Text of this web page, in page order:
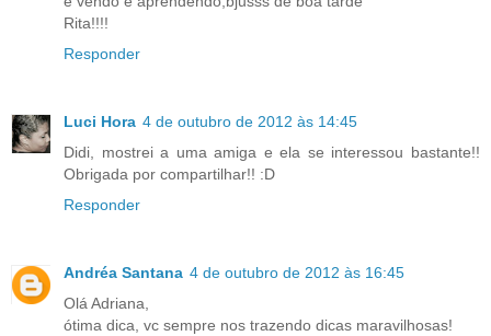
Rita!!!!
Responder
Luci Hora 4 de outubro de 2012 às 14:45
Didi, mostrei a uma amiga e ela se interessou bastante!!
Obrigada por compartilhar!! :D
Responder
Andréa Santana 4 de outubro de 2012 às 16:45
Olá Adriana,
ótima dica, vc sempre nos trazendo dicas maravilhosas!